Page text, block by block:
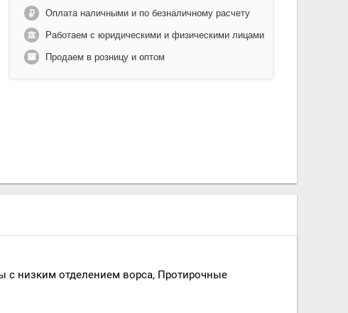
Оплата наличными и по безналичному расчету
Работаем с юридическими и физическими лицами
Продаем в розницу и оптом
с низким отделением ворса, Протирочные